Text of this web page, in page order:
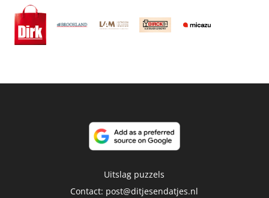
Uitslag puzzels
Contact: post@ditjesendatjes.nl